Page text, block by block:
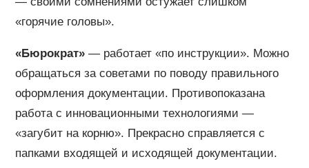
«горячие головы».
«Бюрократ»— работает «по инструкции». Можно
обращаться за советами по поводу правильного
оформления документации. Противопоказана
работа с инновационными технологиями —
«загубит на корню». Прекрасно справляется с
папками входящей и исходящей документации.